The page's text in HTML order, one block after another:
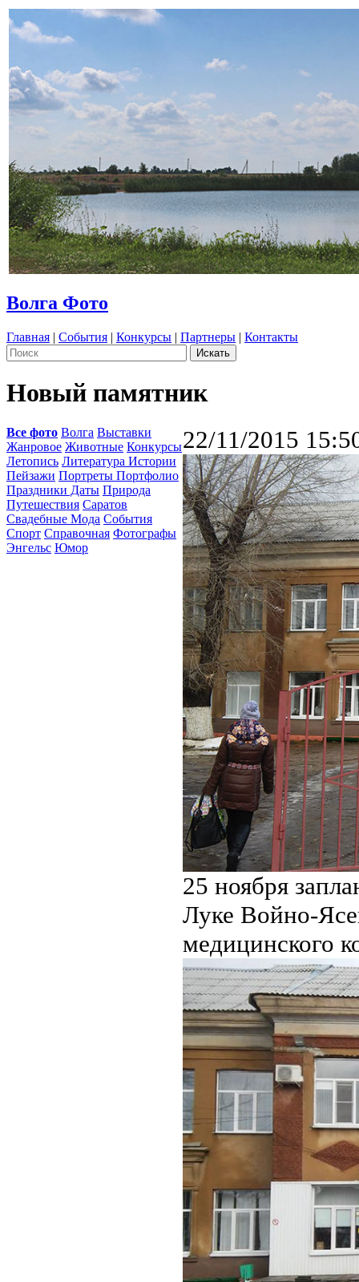
Волга Фото
Главная | События | Конкурсы | Партнеры | Контакты
Новый памятник
Все фото Волга Выставки
Жанровое Животные Конкурсы
Летопись Литература Истории
Пейзажи Портреты Портфолио
Праздники Даты Природа
Путешествия Саратов
Свадебные Мода События
Спорт Справочная Фотографы
Энгельс Юмор
22/11/2015
25 ноября
Луке Войно-
медицинского